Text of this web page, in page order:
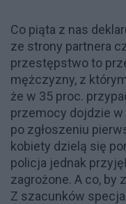
Co piąta z nas
ze strony partnera
przestępstwo to
mężczyzny, z
że w 35 proc.
przemocy dojdzie
po zgłoszeniu
kobiety dzielą się
policja jednak
zagrożone. A co, by
Z szacunków